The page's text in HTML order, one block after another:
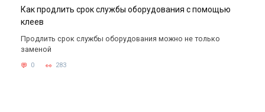
Как продлить срок службы оборудования с помощью
клеев
Продлить срок службы оборудования можно не только
заменой
0 283